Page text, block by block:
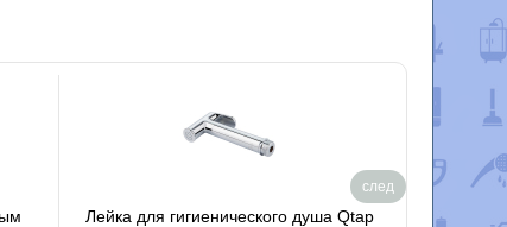
Лейка для гигиенического душа Qtap
Врезной
след